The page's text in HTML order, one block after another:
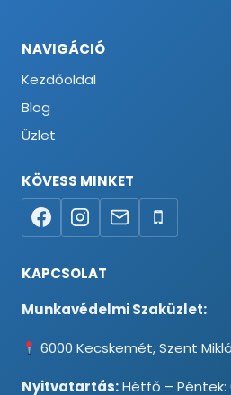
NAVIGÁCIÓ
Kezdőoldal
Blog
Üzlet
KÖVESS MINKET
KAPCSOLAT
Munkavédelmi Szaküzlet:
6000 Kecskemét, Szent
Nyitvatartás:Hétfő – Péntek: